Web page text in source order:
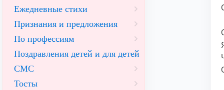
Ежедневные стихи
Признания и предложения
По профессиям
Поздравления детей и для детей
СМС
Тосты